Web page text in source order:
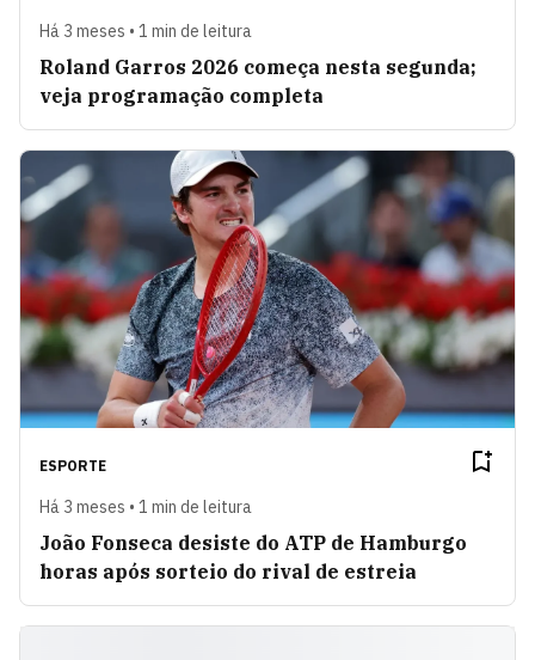
Há 3 meses • 1 min de leitura
Roland Garros 2026 começa nesta segunda;
veja programação completa
ESPORTE
Há 3 meses • 1 min de leitura
João Fonseca desiste do ATP de Hamburgo
horas após sorteio do rival de estreia